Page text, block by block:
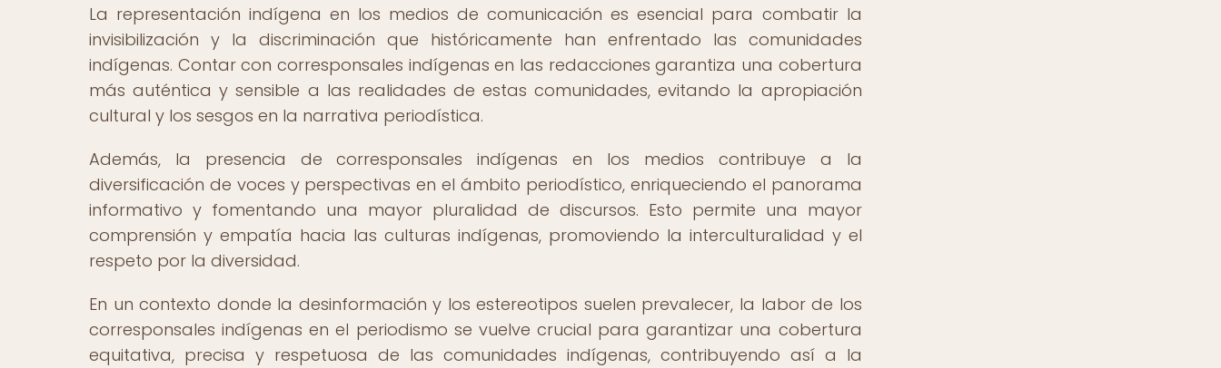
La representación indígena en los medios de comunicación es esencial para combatir la
invisibilización y la discriminación que históricamente han enfrentado las comunidades
indígenas. Contar con corresponsales indígenas en las redacciones garantiza una cobertura
más auténtica y sensible a las realidades de estas comunidades, evitando la apropiación
cultural y los sesgos en la narrativa periodística.
Además, la presencia de corresponsales indígenas en los medios contribuye a la
diversificación de voces y perspectivas en el ámbito periodístico, enriqueciendo el panorama
informativo y fomentando una mayor pluralidad de discursos. Esto permite una mayor
comprensión y empatía hacia las culturas indígenas, promoviendo la interculturalidad y el
respeto por la diversidad.
En un contexto donde la desinformación y los estereotipos suelen prevalecer, la labor de los
corresponsales indígenas en el periodismo se vuelve crucial para garantizar una cobertura
equitativa, precisa y respetuosa de las comunidades indígenas, contribuyendo así a la